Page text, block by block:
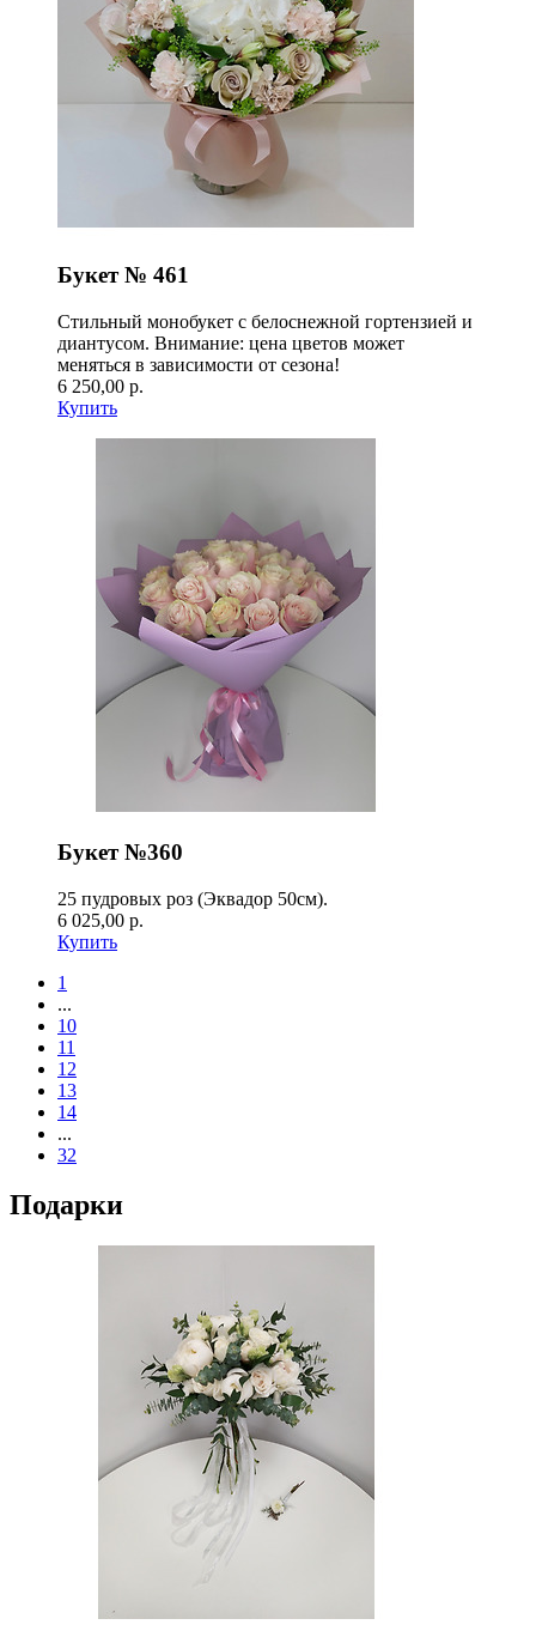
Букет № 461
Стильный монобукет с белоснежной гортензией и
диантусом. Внимание: цена цветов может
меняться в зависимости от сезона!
6 250,00 р.
Купить
Букет №360
25 пудровых роз (Эквадор 50см).
6 025,00 р.
Купить
1
...
10
11
12
13
14
...
32
Подарки